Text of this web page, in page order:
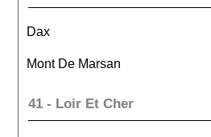
Dax
Mont De Marsan
41 - Loir Et Cher